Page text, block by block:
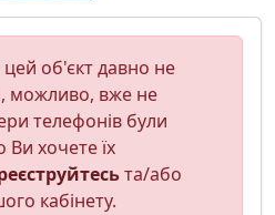
об'єкт давно не
можливо, вже не
телефонів були
хочете їх
та/або
кабінету.